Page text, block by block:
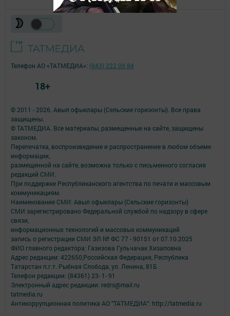
© 2011 - 2026. Авыл офыклары (Сельские горизонты). Все права
защищены.
© ТАТМЕДИА. Все материалы, размещенные на сайте, защищены
законом.
Перепечатка, воспроизведение и распространение в любом объеме
информации,
размещенной на сайте, возможна только с письменного согласия
редакций СМИ.
При поддержке Республиканского агентства по печати и массовым
коммуникациям.
Наименование СМИ: Авыл офыклары (Сельские горизонты)
СМИ зарегистрировано Федеральной службой по надзору в сфере
связи,
информационных технологий и массовых коммуникаций
запись о регистрации СМИ ЭЛ № ФС 77 - 90151 от 07.10.2025
ФИО главного редактора: Газизова Гульчачак Хизаповна
Адрес редакции: 422650,Российская Федерация, Республика
Татарстан п.г.т. Рыбная Слобода, ул. Ленина, 81Б
Телефон редакции: (84361) 23- 1- 91
Электронный адрес редакции: redrs@mail.ru
tatmedia.ru
Антикоррупционная политика АО "ТАТМЕДИА": http://tatmedia.ru
Телефон АО «ТАТМЕДИА»: (843) 222 09 84
18+